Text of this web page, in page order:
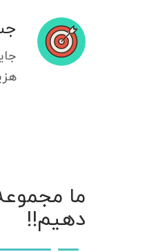
ما
دهیم!!